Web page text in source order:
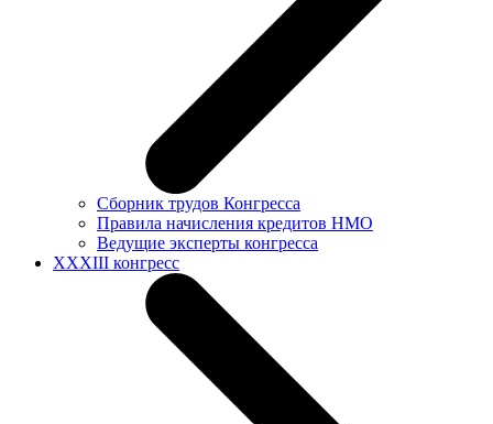
Сборник трудов Конгресса
Правила начисления кредитов НМО
Ведущие эксперты конгресса
XXXIII конгресс